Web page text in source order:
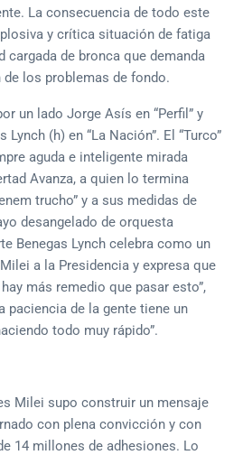
La consecuencia de todo este
y crítica situación de fatiga
cargada de bronca que demanda
los problemas de fondo.
un lado Jorge Asís en “Perfil” y
(h) en “La Nación”. El “Turco”
aguda e inteligente mirada
Avanza, a quien lo termina
trucho” y a sus medidas de
desangelado de orquesta
Benegas Lynch celebra como un
a la Presidencia y expresa que
más remedio que pasar esto”,
paciencia de la gente tiene un
todo muy rápido”.
Milei supo construir un mensaje
con plena convicción y con
14 millones de adhesiones. Lo